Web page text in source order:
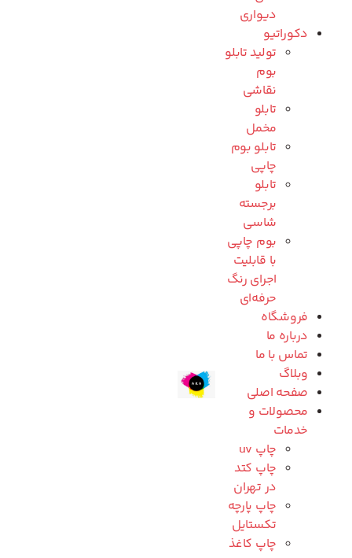
دیواری
دکوراتیو
تولید تابلو
بوم
نقاشی
تابلو
مخمل
تابلو بوم
چاپی
تابلو
برجسته
شاسی
بوم چاپی
با قابلیت
اجرای رنگ
حرفه‌ای
فروشگاه
درباره ما
تماس با ما
وبلاگ
صفحه اصلی
محصولات و
خدمات
چاپ uv
چاپ کتد
در تهران
چاپ پارچه
تکستایل
چاپ کاغذ